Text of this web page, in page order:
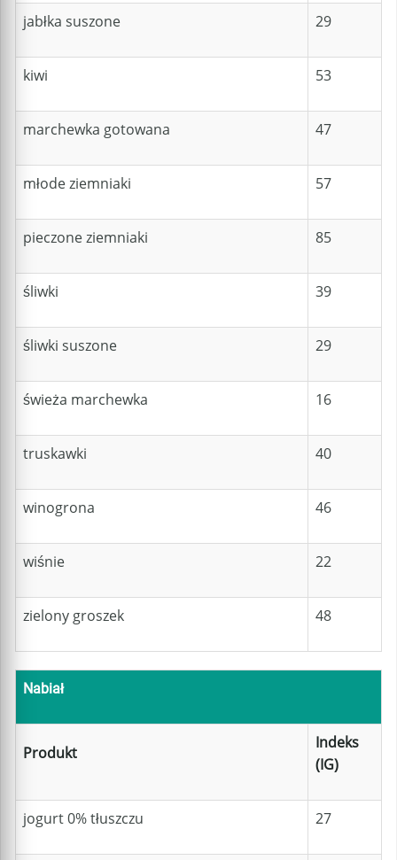
jabłka suszone 29
kiwi 53
marchewka gotowana 47
młode ziemniaki 57
pieczone ziemniaki 85
śliwki 39
śliwki suszone 29
świeża marchewka 16
truskawki 40
winogrona 46
wiśnie 22
zielony groszek 48
Nabiał
Produkt
Indeks
(IG)
jogurt 0% tłuszczu 27